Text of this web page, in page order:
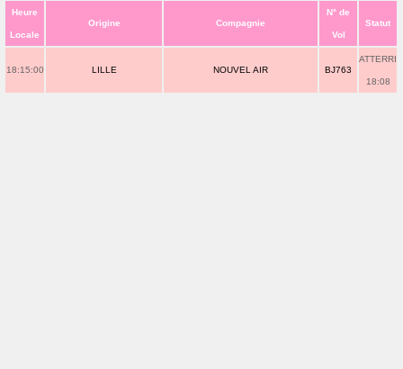
Heure
Locale
Origine Compagnie
N° de
Vol
Statut
18:15:00 LILLE NOUVEL AIR BJ763
ATTERRI
18:08